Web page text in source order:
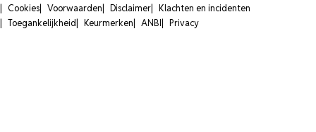
Cookies
Voorwaarden Disclaimer
Klachten en incidenten
Toegankelijkheid
Keurmerken ANBI Privacy